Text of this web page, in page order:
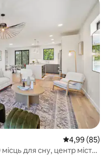
Середня
4,99 (85)
для сну, центр міста